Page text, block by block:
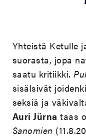
Yhteistä Ketulle
suorasta, jopa
saatu kritiikki.
sisälsivät
seksiä ja
Auri Jürna taas
Sanomien